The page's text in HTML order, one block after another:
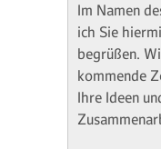
Im Namen
ich Sie
begrüßen.
kommende
Ihre Ideen